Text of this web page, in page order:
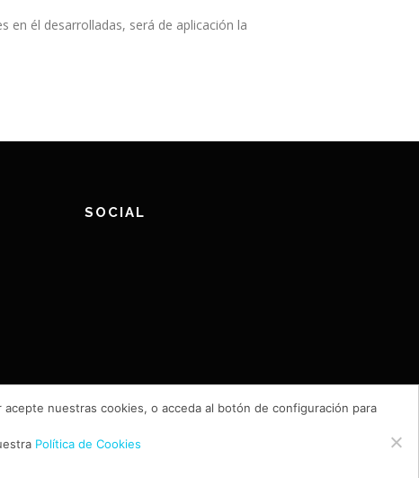
en él desarrolladas, será de aplicación la
SOCIAL
nuestras cookies, o acceda al botón de configuración para
Política de Cookies